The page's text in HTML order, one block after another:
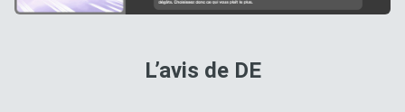
L’avis de DE